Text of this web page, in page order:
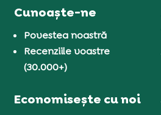
Cunoaște-ne
Povestea noastră
Recenziile voastre
(30.000+)
Economisește cu noi